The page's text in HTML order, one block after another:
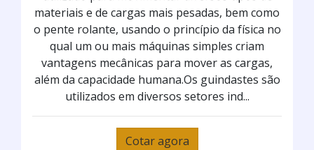
materiais e de cargas mais pesadas, bem como
o pente rolante, usando o princípio da física no
qual um ou mais máquinas simples criam
vantagens mecânicas para mover as cargas,
além da capacidade humana.Os guindastes são
utilizados em diversos setores ind...
Cotar agora